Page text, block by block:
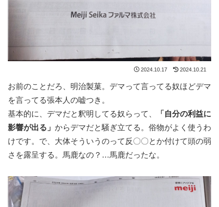
2024.10.17 2024.10.21
お前のことだろ、明治製菓。デマって言ってる奴ほどデマ
を言ってる張本人の嘘つき。
基本的に、デマだと釈明してる奴らって、
「自分の利益に
影響が出る」 からデマだと騒ぎ立てる。俗物がよく使うわ
けです。で、大体そういうのって反〇〇とか付けて頭の弱
さを露呈する。馬鹿なの？…馬鹿だったな。